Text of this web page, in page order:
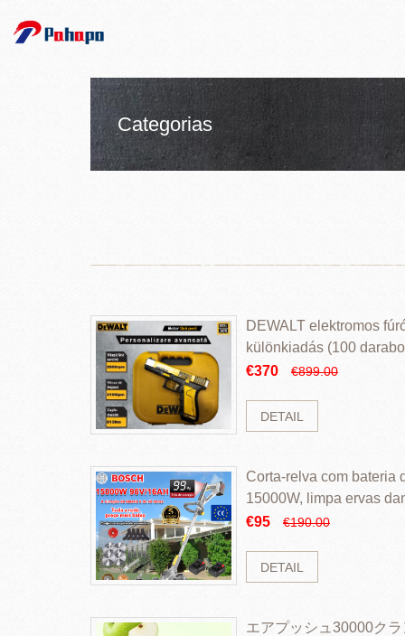
Categorias
DEWALT elektromos
különkiadás (100
€370
€899.00
DETAIL
Corta-relva com bateria
15000W, limpa ervas
rapidamente
€95 €190.00
DETAIL
エアプッシュ30000ク